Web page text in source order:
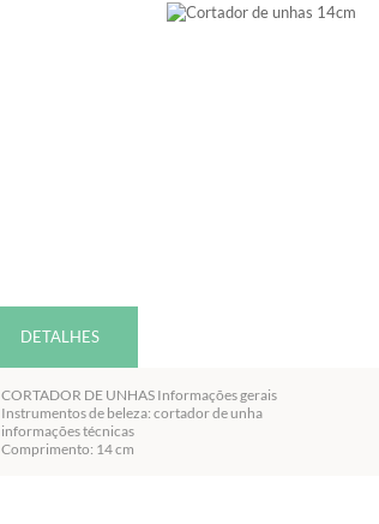
DETALHES
CORTADOR DE UNHAS Informações gerais
Instrumentos de beleza: cortador de unha
informações técnicas
Comprimento: 14 cm